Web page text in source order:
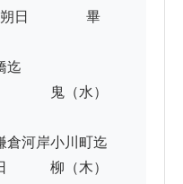
迄
　　鬼（水）
河岸小川町迄
　　柳（木）